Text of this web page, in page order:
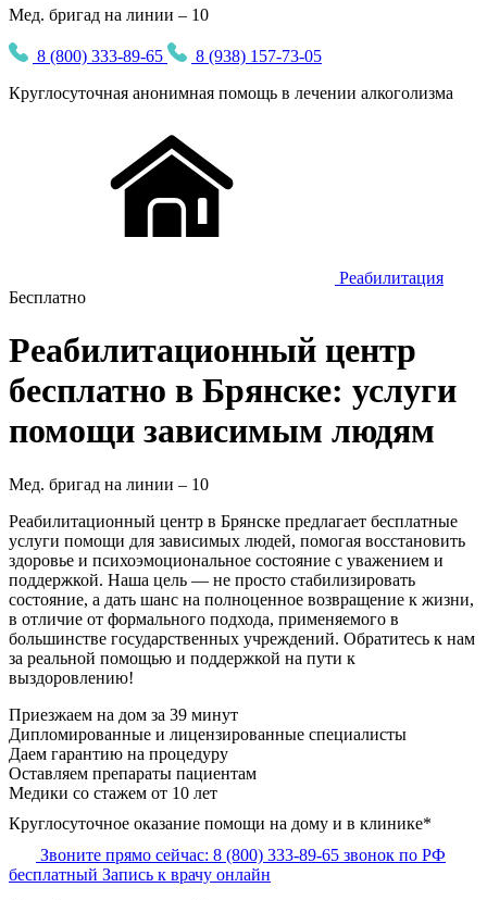
Мед. бригад на линии – 10
8 (800) 333-89-65
8 (938) 157-73-05
Круглосуточная анонимная помощь в лечении алкоголизма
Реабилитация
Бесплатно
Реабилитационный центр
бесплатно в Брянске: услуги
помощи зависимым людям
Мед. бригад на линии – 10
Реабилитационный центр в Брянске предлагает бесплатные
услуги помощи для зависимых людей, помогая восстановить
здоровье и психоэмоциональное состояние с уважением и
поддержкой. Наша цель — не просто стабилизировать
состояние, а дать шанс на полноценное возвращение к жизни,
в отличие от формального подхода, применяемого в
большинстве государственных учреждений. Обратитесь к нам
за реальной помощью и поддержкой на пути к
выздоровлению!
Приезжаем на дом за 39 минут
Дипломированные и лицензированные специалисты
Даем гарантию на процедуру
Оставляем препараты пациентам
Медики со стажем от 10 лет
Круглосуточное оказание помощи на дому и в клинике*
Звоните прямо сейчас: 8 (800) 333-89-65 звонок по РФ
бесплатный Запись к врачу онлайн